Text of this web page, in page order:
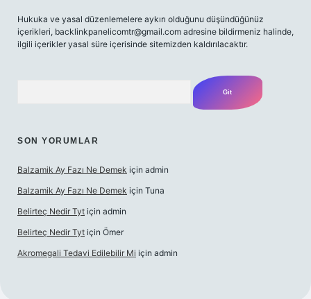
Hukuka ve yasal düzenlemelere aykırı olduğunu düşündüğünüz
içerikleri, backlinkpanelicomtr@gmail.com adresine bildirmeniz halinde,
ilgili içerikler yasal süre içerisinde sitemizden kaldırılacaktır.
SON YORUMLAR
Balzamik Ay Fazı Ne Demek için admin
Balzamik Ay Fazı Ne Demek için Tuna
Belirteç Nedir Tyt için admin
Belirteç Nedir Tyt için Ömer
Akromegali Tedavi Edilebilir Mi için admin